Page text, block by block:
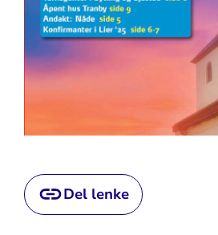
Del lenke